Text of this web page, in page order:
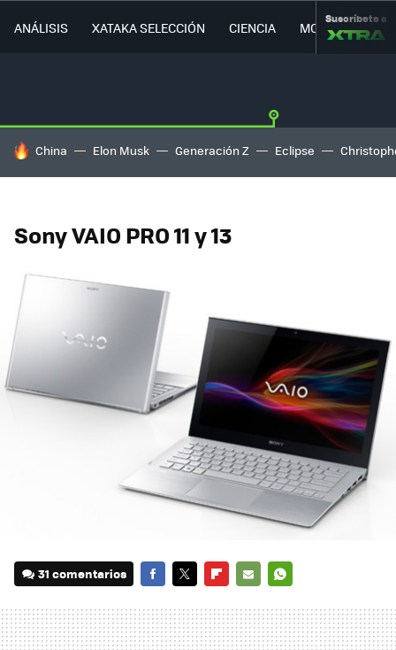
ANÁLISIS XATAKA SELECCIÓN CIENCIA MOVILIDAD
Suscríbete a
HOY SE HABLA DE
China Elon Musk Generación Z Eclipse
Sony VAIO PRO 11 y 13
31 comentarios
MAIL